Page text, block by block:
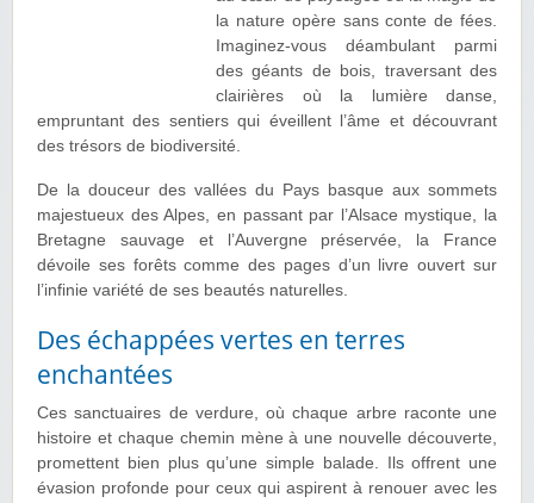
la nature opère sans conte de fées.
Imaginez-vous déambulant parmi
des géants de bois, traversant des
clairières où la lumière danse,
empruntant des sentiers qui éveillent l’âme et découvrant
des trésors de biodiversité.
De la douceur des vallées du Pays basque aux sommets
majestueux des Alpes, en passant par l’Alsace mystique, la
Bretagne sauvage et l’Auvergne préservée, la France
dévoile ses forêts comme des pages d’un livre ouvert sur
l’infinie variété de ses beautés naturelles.
Des échappées vertes en terres
enchantées
Ces sanctuaires de verdure, où chaque arbre raconte une
histoire et chaque chemin mène à une nouvelle découverte,
promettent bien plus qu’une simple balade. Ils offrent une
évasion profonde pour ceux qui aspirent à renouer avec les